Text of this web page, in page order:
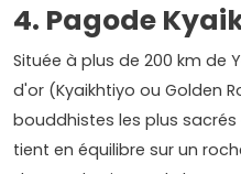
4. Pagode
Située à plus de 200 km de
d'or (Kyaikhtiyo ou Golden
bouddhistes les plus
tient en équilibre sur un